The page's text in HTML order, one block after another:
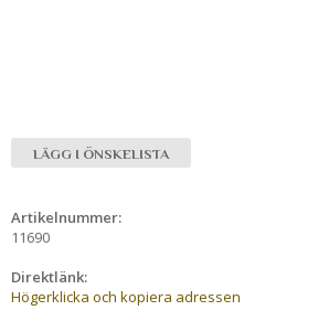
LÄGG I ÖNSKELISTA
Artikelnummer:
11690
Direktlänk:
Högerklicka och kopiera adressen